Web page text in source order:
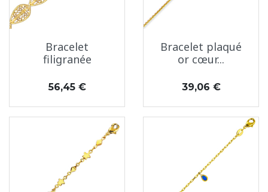
Bracelet
filigranée
Prix
56,45 €
Bracelet plaqué
or cœur...
Prix
39,06 €